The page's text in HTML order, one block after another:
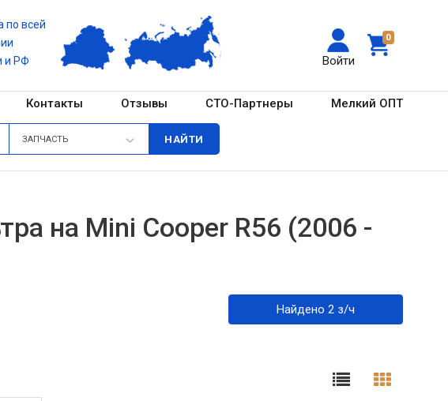
0
Войти
по всей
и РФ
Контакты Отзывы СТО-Партнеры Мелкий ОПТ
ЗАПЧАСТЬ
на Mini Cooper R56 (2006 -
Найдено 2 з/ч